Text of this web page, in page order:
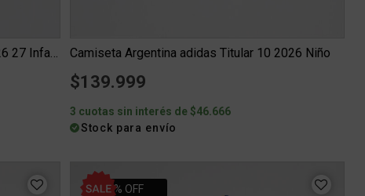
Camiseta Argentina adidas Titular 10 2026 Niño
$139.999
3 cuotas sin interés de $46.666
Stock para envío
31% OFF